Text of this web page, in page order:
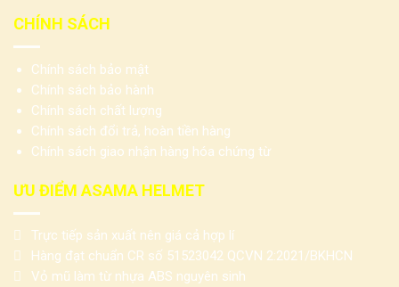
CHÍNH SÁCH
Chính sách bảo mật
Chính sách bảo hành
Chính sách chất lượng
Chính sách đổi trả, hoàn tiền hàng
Chính sách giao nhận hàng hóa chứng từ
ƯU ĐIỂM ASAMA HELMET
Trực tiếp sản xuất nên giá cả hợp lí
Hàng đạt chuẩn CR số 51523042 QCVN 2:2021/BKHCN
Vỏ mũ làm từ nhựa ABS nguyên sinh